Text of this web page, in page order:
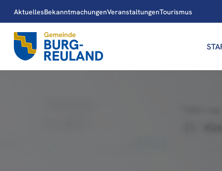
AktuellesBekanntmachungenVeranstaltungenTourismus